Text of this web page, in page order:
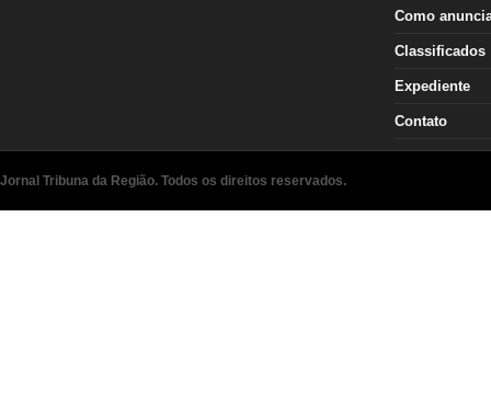
Como
Classificados
Expediente
Contato
Jornal Tribuna da Região. Todos os direitos reservados.